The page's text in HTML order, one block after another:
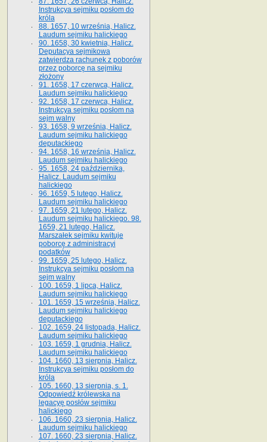
Instrukcya sejmiku posłom do
króla
88. 1657, 10 września, Halicz.
Laudum sejmiku halickiego
90. 1658, 30 kwietnia, Halicz.
Deputacya sejmikowa
zatwierdza rachunek z poborów
przez poborcę na sejmiku
złożony
91. 1658, 17 czerwca, Halicz.
Laudum sejmiku halickiego
92. 1658, 17 czerwca, Halicz.
Instrukcya sejmiku posłom na
sejm walny
93. 1658, 9 września, Halicz.
Laudum sejmiku halickiego
deputackiego
94. 1658, 16 września, Halicz.
Laudum sejmiku halickiego
95. 1658, 24 października,
Halicz. Laudum sejmiku
halickiego
96. 1659, 5 lutego, Halicz.
Laudum sejmiku halickiego
97. 1659, 21 lutego, Halicz.
Laudum sejmiku halickiego. 98.
1659, 21 lutego, Halicz.
Marszałek sejmiku kwituje
poborcę z administracyi
podatków
99. 1659, 25 lutego, Halicz.
Instrukcya sejmiku posłom na
sejm walny
100. 1659, 1 lipca, Halicz.
Laudum sejmiku halickiego
101. 1659, 15 września, Halicz.
Laudum sejmiku halickiego
deputackiego
102. 1659, 24 listopada, Halicz.
Laudum sejmiku halickiego
103. 1659, 1 grudnia, Halicz.
Laudum sejmiku halickiego
104. 1660, 13 sierpnia, Halicz.
Instrukcya sejmiku posłom do
króla
105. 1660, 13 sierpnia, s. 1.
Odpowiedź królewska na
legacyę posłów sejmiku
halickiego
106. 1660, 23 sierpnia, Halicz.
Laudum sejmiku halickiego
107. 1660, 23 sierpnia, Halicz.